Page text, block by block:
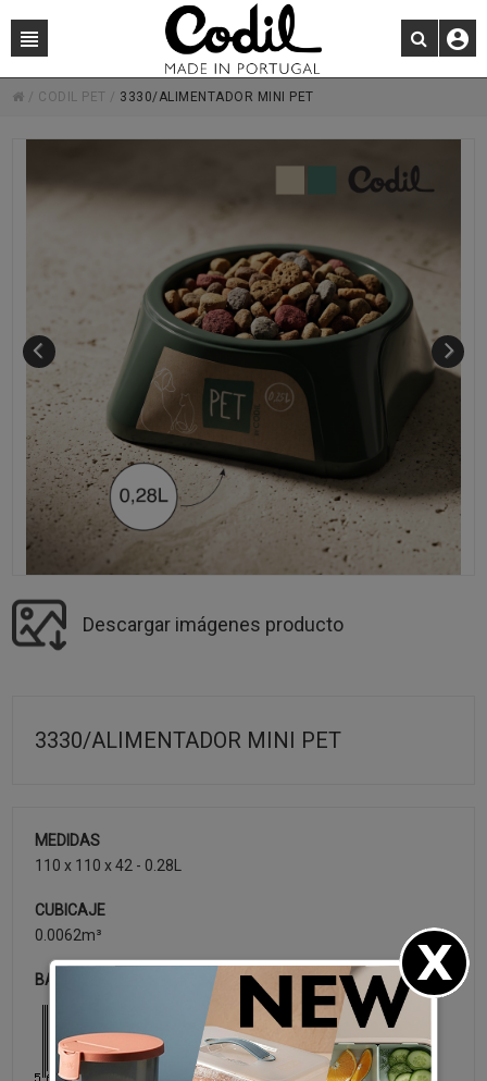
/ CODIL PET / 3330/ALIMENTADOR MINI PET
Descargar imágenes producto
3330/ALIMENTADOR MINI PET
MEDIDAS
110 x 110 x 42 - 0.28L
CUBICAJE
0.0062m³
BARCODE